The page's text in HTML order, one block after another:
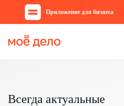
Приложение для бизнеса
Всегда актуальные